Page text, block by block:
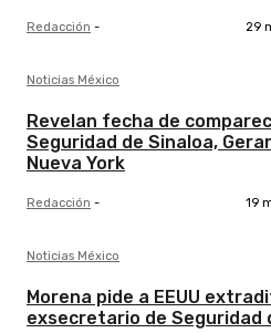
Redacción - 29
Noticias México
Revelan fecha de
Seguridad de Sinaloa,
Nueva York
Redacción - 19
Noticias México
Morena pide a EEUU
exsecretario de Seguridad